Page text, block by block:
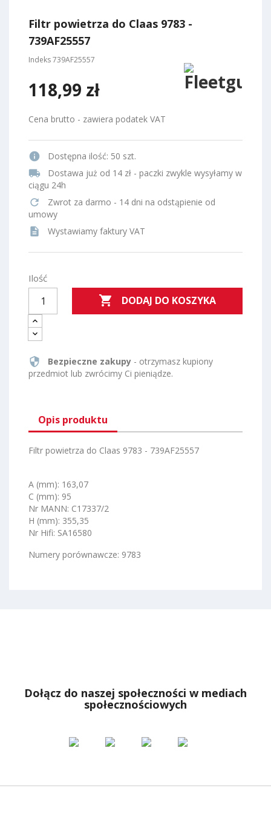
Filtr powietrza do Claas 9783 -
739AF25557
Indeks739AF25557
118,99 zł
Cena brutto - zawiera podatek VAT
info Dostępna ilość: 50 szt.
local_shipping
Dostawa już od 14 zł - paczki zwykle wysyłamy w
ciągu 24h
refresh
Zwrot za darmo - 14 dni na odstąpienie od
umowy
description Wystawiamy faktury VAT
Ilość
 DODAJ DO KOSZYKA
security Bezpieczne zakupy - otrzymasz kupiony
przedmiot lub zwrócimy Ci pieniądze.
Opis produktu
Filtr powietrza do Claas 9783 - 739AF25557
A (mm): 163,07
C (mm): 95
Nr MANN: C17337/2
H (mm): 355,35
Nr Hifi: SA16580
Numery porównawcze: 9783
Dołącz do naszej społeczności w mediach
społecznościowych